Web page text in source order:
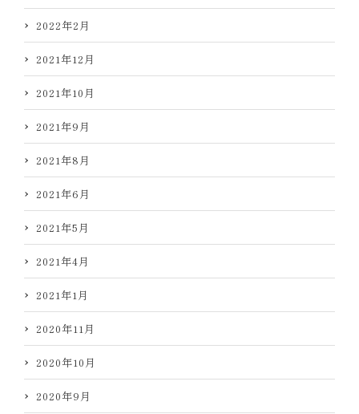
2022年2月
2021年12月
2021年10月
2021年9月
2021年8月
2021年6月
2021年5月
2021年4月
2021年1月
2020年11月
2020年10月
2020年9月